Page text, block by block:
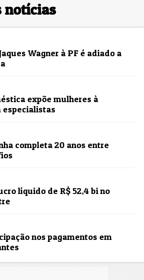
notícias
Wagner à PF é adiado a
expõe mulheres à
especialistas
completa 20 anos entre
líquido de R$ 52,4 bi no
nos pagamentos em